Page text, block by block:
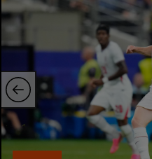
Intră în cont
Creează cont